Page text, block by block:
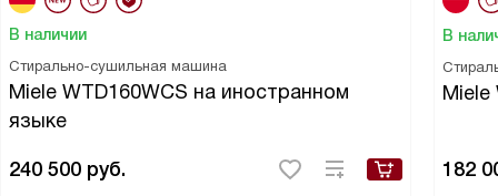
В наличии
Стирально-сушильная машина
Miele WTD160WCS на иностранном
языке
240 500 руб.
В
Miele
182